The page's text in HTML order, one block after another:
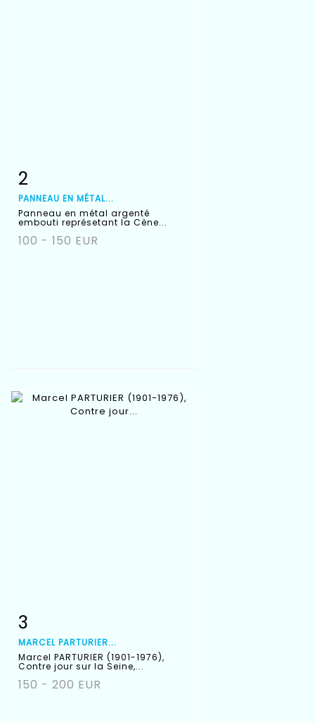
Fiche détaillée
2
PANNEAU EN MÉTAL...
Panneau en métal argenté
embouti représetant la Cène...
100 - 150 EUR
Fiche détaillée
3
MARCEL PARTURIER...
Marcel PARTURIER (1901-1976),
Contre jour sur la Seine,...
150 - 200 EUR